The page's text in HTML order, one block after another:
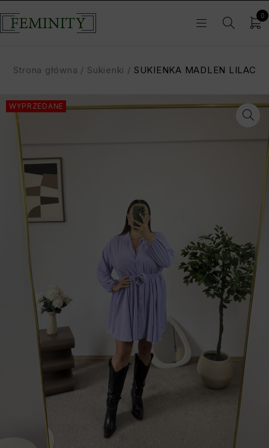
0
Strona główna / Sukienki / SUKIENKA MADLEN LILAC
WYPRZEDANE